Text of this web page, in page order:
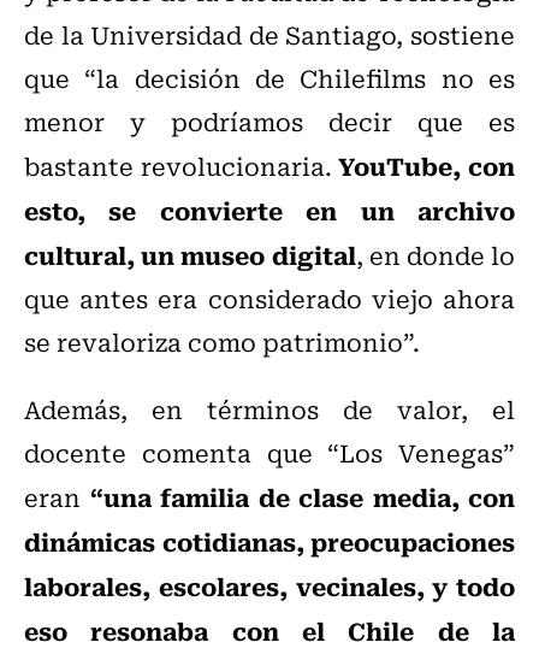
de la Universidad de Santiago, sostiene
que “la decisión de Chilefilms no es
menor y podríamos decir que es
bastante revolucionaria.YouTube, con
esto, se convierte en un archivo
cultural, un museo digital, en donde lo
que antes era considerado viejo ahora
se revaloriza como patrimonio”.
Además, en términos de valor, el
docente comenta que “Los Venegas”
eran “una familia de clase media, con
dinámicas cotidianas, preocupaciones
laborales, escolares, vecinales, y todo
eso resonaba con el Chile de la